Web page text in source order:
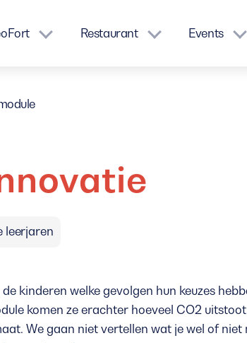
Restaurant Events
leerjaren
kinderen welke gevolgen hun keuzes
komen ze erachter hoeveel CO2
We gaan niet vertellen wat je wel of